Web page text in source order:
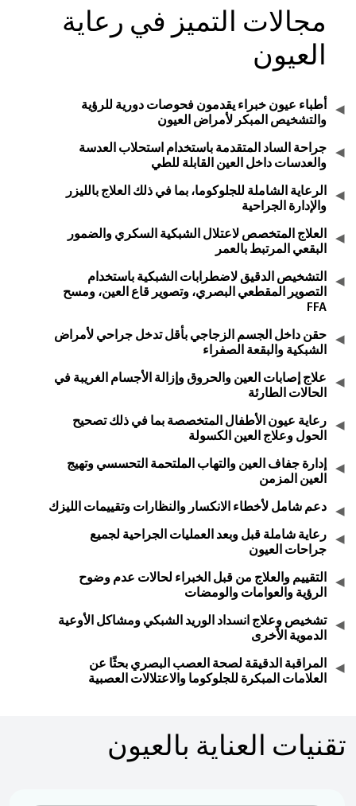
مجالات التميز في رعاية
العيون
أطباء عيون خبراء يقدمون فحوصات دورية للرؤية
والتشخيص المبكر لأمراض العيون
جراحة الساد المتقدمة باستخدام استحلاب العدسة
والعدسات داخل العين القابلة للطي
الرعاية الشاملة للجلوكوما، بما في ذلك العلاج بالليزر
والإدارة الجراحية
العلاج المتخصص لاعتلال الشبكية السكري والضمور
البقعي المرتبط بالعمر
التشخيص الدقيق لاضطرابات الشبكية باستخدام
التصوير المقطعي البصري، وتصوير قاع العين، ومسح
FFA
حقن داخل الجسم الزجاجي بأقل تدخل جراحي لأمراض
الشبكية والبقعة الصفراء
علاج إصابات العين والحروق وإزالة الأجسام الغريبة في
الحالات الطارئة
رعاية عيون الأطفال المتخصصة بما في ذلك تصحيح
الحول وعلاج العين الكسولة
إدارة جفاف العين والتهاب الملتحمة التحسسي وتهيج
العين المزمن
دعم شامل لأخطاء الانكسار والنظارات وتقييمات الليزك
رعاية شاملة قبل وبعد العمليات الجراحية لجميع
جراحات العيون
التقييم والعلاج من قبل الخبراء لحالات عدم وضوح
الرؤية والعوامات والومضات
تشخيص وعلاج انسداد الوريد الشبكي ومشاكل الأوعية
الدموية الأخرى
المراقبة الدقيقة لصحة العصب البصري بحثًا عن
العلامات المبكرة للجلوكوما والاعتلالات العصبية
تقنيات العناية بالعيون